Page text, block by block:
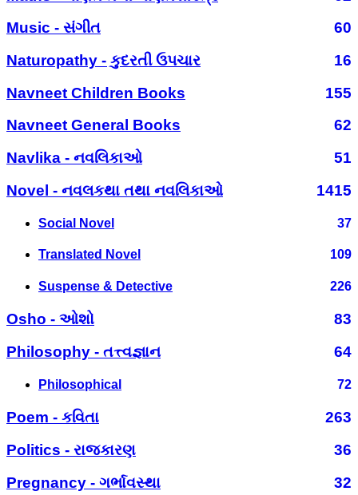
Music - સંગીત
60
Naturopathy - કુદરતી ઉપચાર
16
Navneet Children Books
155
Navneet General Books
62
Navlika - નવલિકાઓ
51
Novel - નવલકથા તથા નવલિકાઓ
1415
Social Novel 37
Translated Novel 109
Suspense & Detective 226
Osho - ઓશો
83
Philosophy - તત્ત્વજ્ઞાન
64
Philosophical 72
Poem - કવિતા
263
Politics - રાજકારણ
36
Pregnancy - ગર્ભાવસ્થા
32